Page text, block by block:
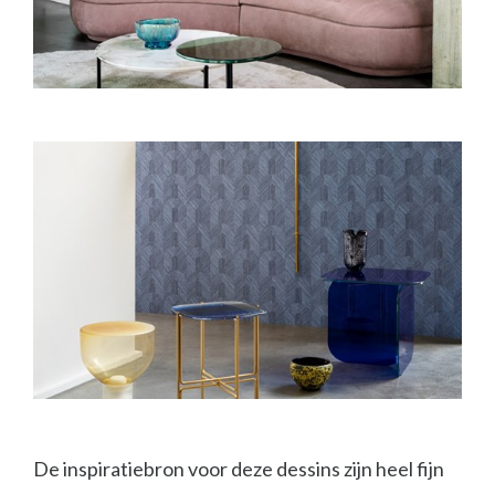
De inspiratiebron voor deze dessins zijn heel fijn